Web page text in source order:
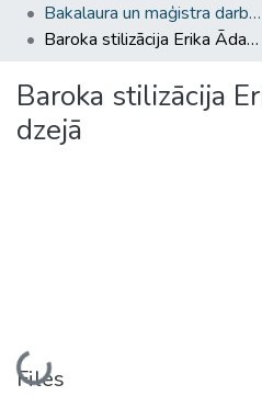
Bakalaura un maģistra darbi (HZF) / Bachelor's and Master's theses
Baroka stilizācija Erika Ādamsona dzejā
Baroka stilizācija
dzejā
Loading...
Files